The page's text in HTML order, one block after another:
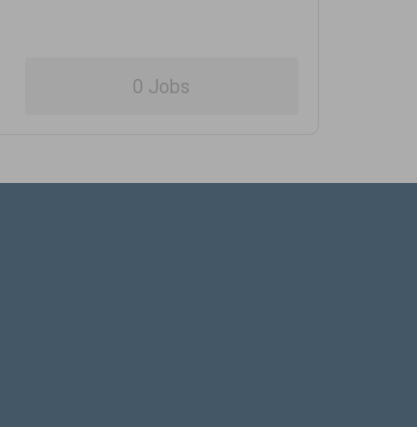
0 Jobs